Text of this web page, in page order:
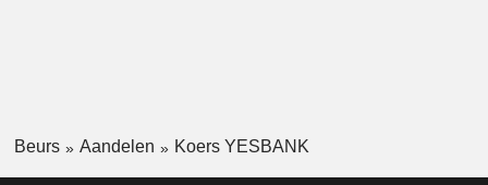
Beurs Aandelen Koers YESBANK